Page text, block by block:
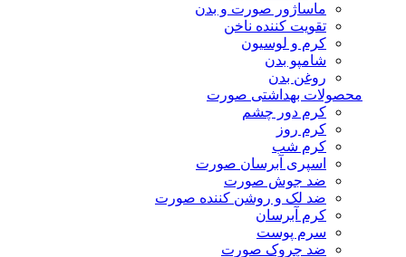
ماساژور صورت و بدن
تقویت کننده ناخن
کرم و لوسیون
شامپو بدن
روغن بدن
محصولات بهداشتی صورت
کرم دور چشم
کرم روز
کرم شب
اسپری آبرسان صورت
ضد جوش صورت
ضد لک و روشن کننده صورت
کرم آبرسان
سرم پوست
ضد چروک صورت